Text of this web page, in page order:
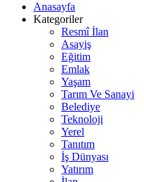
Anasayfa
Kategoriler
Resmî İlan
Asayiş
Eğitim
Emlak
Yaşam
Tarım Ve Sanayi
Belediye
Teknoloji
Yerel
Tanıtım
İş Dünyası
Yatırım